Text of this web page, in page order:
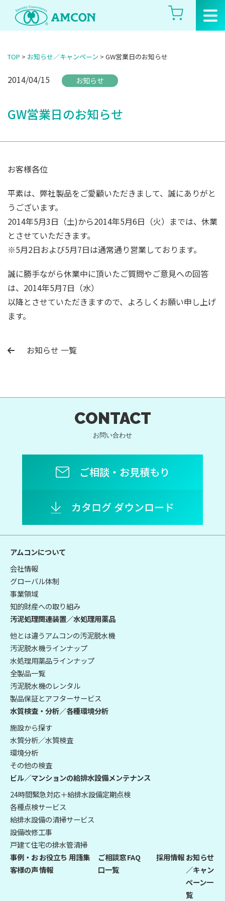
Skip
the
TOP > お知らせ／キャンペーン > GW営業日のお知らせ
2014/04/15 お知らせ
GW営業日のお知らせ
お客様各位
平素は、弊社製品をご愛顧いただきまして、誠にありがと
うございます。
2014年5月3日（土)から2014年5月6日（火）までは、休業
とさせていただきます。
※5月2日および5月7日は通常通り営業しております。
誠に勝手ながら休業中に頂いたご質問やご意見への回答
は、2014年5月7日（水）
以降とさせていただきますので、よろしくお願い申し上げ
ます。
お知らせ 一覧
CONTACT
お問い合わせ
ご相談・お見積もり
カタログ ダウンロード
アムコンについて
会社情報
グローバル体制
事業領域
知的財産への取り組み
汚泥処理関連装置／水処理用薬品
他とは違うアムコンの汚泥脱水機
汚泥脱水機ラインナップ
水処理用薬品ラインナップ
全製品一覧
汚泥脱水機のレンタル
製品保証とアフターサービス
水質検査・分析／各種環境分析
施設から探す
水質分析／水質検査
環境分析
その他の検査
ビル／マンションの給排水設備メンテナンス
24時間緊急対応＋給排水設備定期点検
各種点検サービス
給排水設備の清掃サービス
設備改修工事
戸建て住宅の排水管清掃
事例・お
客様の声
お役立ち
情報
用語集
ご相談窓
口一覧
FAQ 採用情報お知らせ
／キャン
ペーン一
覧